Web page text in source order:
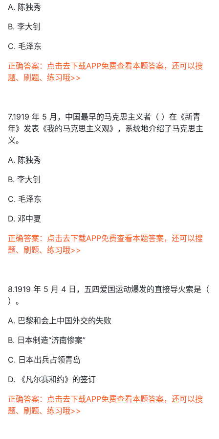
A. 陈独秀
B. 李大钊
C. 毛泽东
正确答案：点击去下载APP免费查看本题答案，还可以搜
题、刷题、练习哦>>
7.1919 年 5 月，中国最早的马克思主义者（ ）在《新青
年》发表《我的马克思主义观》，系统地介绍了马克思主
义。
A. 陈独秀
B. 李大钊
C. 毛泽东
D. 邓中夏
正确答案：点击去下载APP免费查看本题答案，还可以搜
题、刷题、练习哦>>
8.1919 年 5 月 4 日，五四爱国运动爆发的直接导火索是（
）。
A. 巴黎和会上中国外交的失败
B. 日本制造“济南惨案”
C. 日本出兵占领青岛
D. 《凡尔赛和约》的签订
正确答案：点击去下载APP免费查看本题答案，还可以搜
题、刷题、练习哦>>